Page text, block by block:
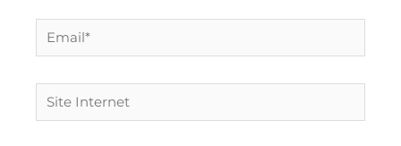
Internet